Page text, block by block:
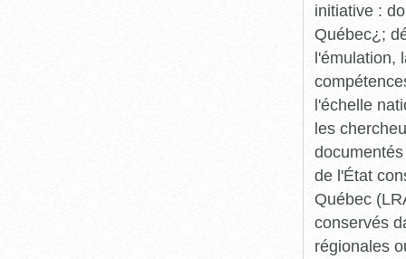
initiative :
Québec¿;
l'émulation,
l'échelle
les
de l'État
Québec
conservés
régionales